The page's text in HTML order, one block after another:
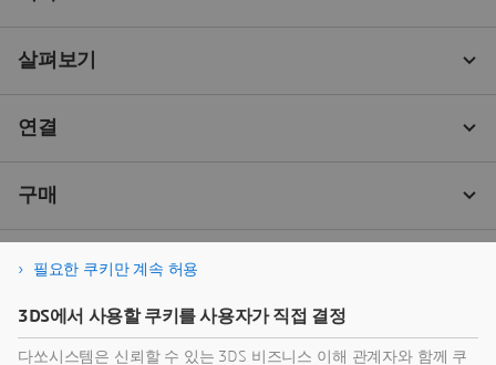
필요한 쿠키만 계속 허용
3DS에서 사용할 쿠키를 사용자가 직접 결정
다쏘시스템은 신뢰할 수 있는 3DS 비즈니스 이해 관계자와 함께 쿠